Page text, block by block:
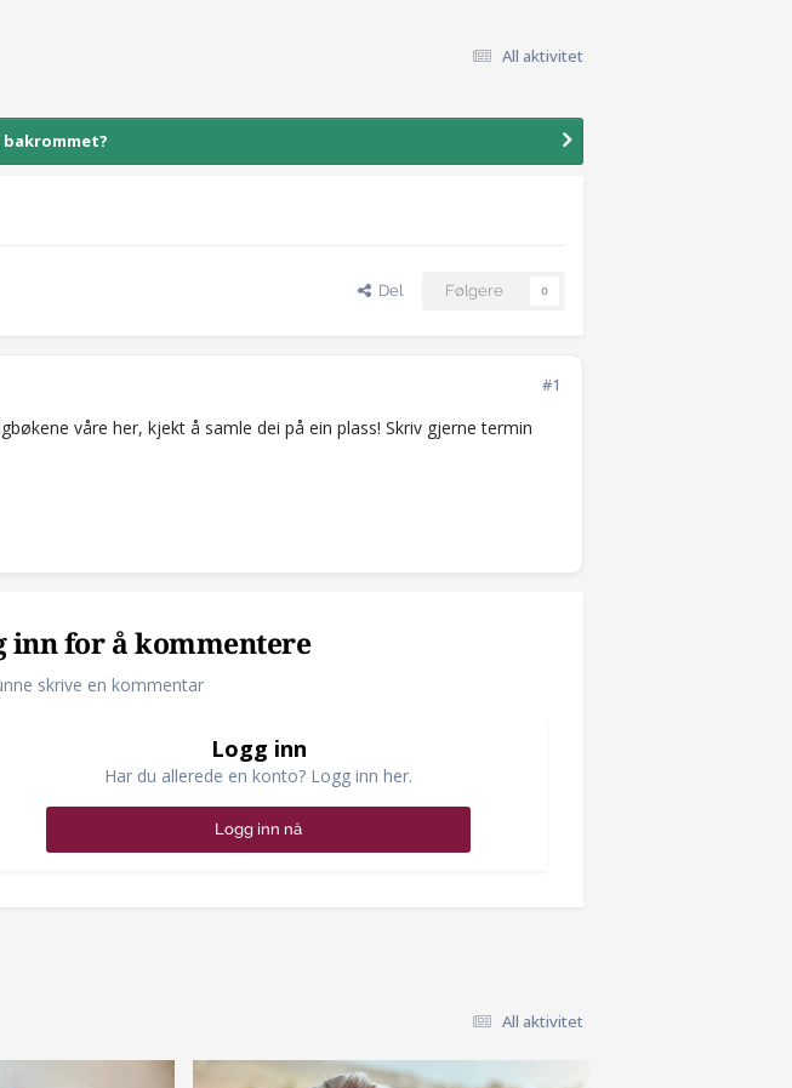
All aktivitet
Del Følgere 0
#1
våre her, kjekt å samle dei på ein plass! Skriv gjerne termin
inn for å kommentere
skrive en kommentar
Logg inn
Har du allerede en konto? Logg inn her.
Logg inn nå
All aktivitet